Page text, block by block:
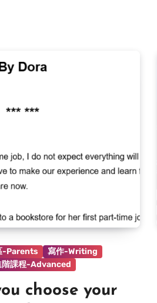
-Parents
寫作-Writing
階課程-Advanced
choose your